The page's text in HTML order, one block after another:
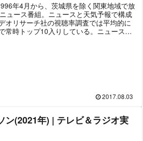
年4月から、茨城県を除く関東地域で放
ュース番組。ニュースと天気予報で構成
オリサーチ社の視聴率調査では平均的に
常時トップ10入りしている。ニュースキ
2017.08.03
ン(2021年) | テレビ＆ラジオ実